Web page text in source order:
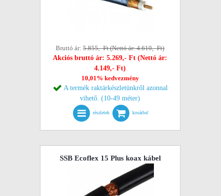
Bruttó ár:5.855,- Ft (Nettó ár: 4.610,- Ft)
Akciós bruttó ár: 5.269,- Ft (Nettó ár:
4.149,- Ft)
10,01% kedvezmény
A termék raktárkészletünkről azonnal
vihető. (10-49 méter)
részletek kosárba!
SSB Ecoflex 15 Plus koax kábel